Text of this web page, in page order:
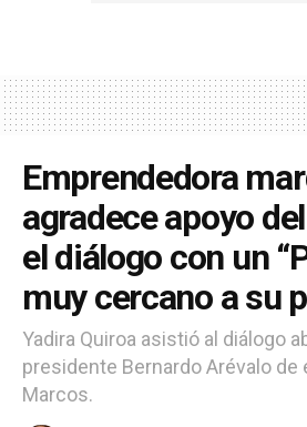
Emprendedora
agradece apoyo
el diálogo con un
muy cercano a su
Yadira Quiroa asistió al diálogo
presidente Bernardo Arévalo de
Marcos.